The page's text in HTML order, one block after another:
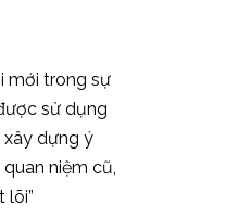
mới trong sự
sử dụng
dựng ý
niệm cũ,
lõi”